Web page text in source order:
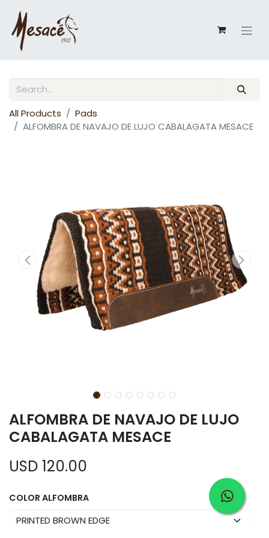
All Products
Pads
ALFOMBRA DE NAVAJO DE LUJO CABALAGATA MESACE
ALFOMBRA DE NAVAJO DE LUJO
CABALAGATA MESACE
USD 120.00
COLOR ALFOMBRA